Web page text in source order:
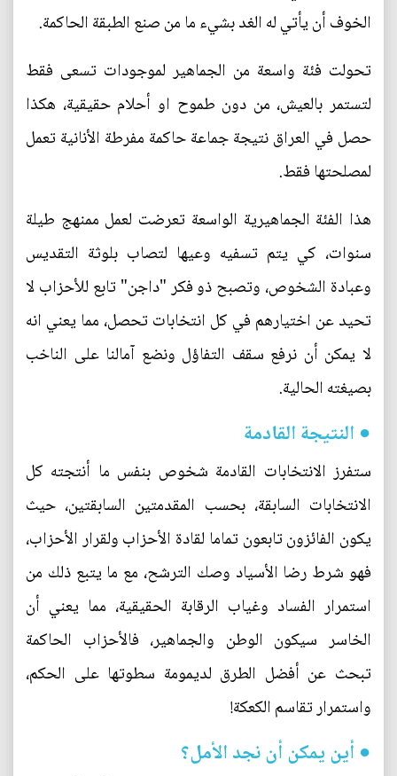
الخوف أن يأتي له الغد بشيء ما من صنع الطبقة الحاكمة.
تحولت فئة واسعة من الجماهير لموجودات تسعى فقط
لتستمر بالعيش، من دون طموح او أحلام حقيقية، هكذا
حصل في العراق نتيجة جماعة حاكمة مفرطة الأنانية تعمل
لمصلحتها فقط.
هذا الفئة الجماهيرية الواسعة تعرضت لعمل ممنهج طيلة
سنوات، كي يتم تسفيه وعيها لتصاب بلوثة التقديس
وعبادة الشخوص، وتصبح ذو فكر "داجن" تابع للأحزاب لا
تحيد عن اختيارهم في كل انتخابات تحصل، مما يعني انه
لا يمكن أن نرفع سقف التفاؤل ونضع آمالنا على الناخب
بصيغته الحالية.
● النتيجة القادمة
ستفرز الانتخابات القادمة شخوص بنفس ما أنتجته كل
الانتخابات السابقة، بحسب المقدمتين السابقتين، حيث
يكون الفائزون تابعون تماما لقادة الأحزاب ولقرار الأحزاب،
فهو شرط رضا الأسياد وصك الترشح، مع ما يتبع ذلك من
استمرار الفساد وغياب الرقابة الحقيقية، مما يعني أن
الخاسر سيكون الوطن والجماهير، فالأحزاب الحاكمة
تبحث عن أفضل الطرق لديمومة سطوتها على الحكم،
واستمرار تقاسم الكعكة!
● أين يمكن أن نجد الأمل؟